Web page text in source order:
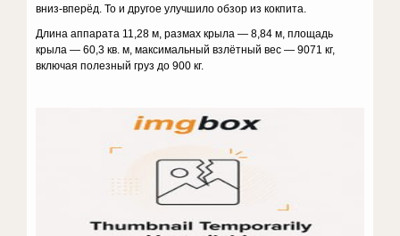
вниз-вперёд. То и другое улучшило обзор из кокпита.
Длина аппарата 11,28 м, размах крыла — 8,84 м, площадь
крыла — 60,3 кв. м, максимальный взлётный вес — 9071 кг,
включая полезный груз до 900 кг.